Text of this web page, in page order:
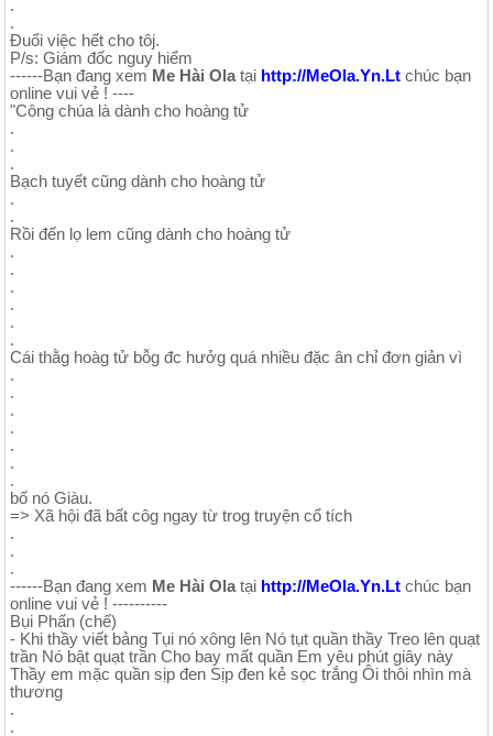
.
.
Đuổi việc hết cho tôj.
P/s: Giám đốc nguy hiểm
------Bạn đang xem Me Hài Ola tại http://MeOla.Yn.Lt chúc bạn
online vui vẻ ! ----
"Công chúa là dành cho hoàng tử
.
.
.
Bạch tuyết cũng dành cho hoàng tử
.
.
Rồi đến lọ lem cũng dành cho hoàng tử
.
.
.
.
.
.
Cái thằg hoàg tử bỗg đc hưởg quá nhiều đặc ân chỉ đơn giản vì
.
.
.
.
.
.
.
bố nó Giàu.
=> Xã hội đã bất côg ngay từ trog truyện cổ tích
.
.
.
------Bạn đang xem Me Hài Ola tại http://MeOla.Yn.Lt chúc bạn
online vui vẻ ! ----------
Bụi Phấn (chế)
- Khi thầy viết bảng Tụi nó xông lên Nó tụt quần thầy Treo lên quạt
trần Nó bật quạt trần Cho bay mất quần Em yêu phút giây này
Thầy em mặc quần sịp đen Sịp đen kẻ sọc trắng Ôi thôi nhìn mà
thương
.
.